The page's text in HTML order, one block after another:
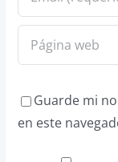
Guarde mi
en este